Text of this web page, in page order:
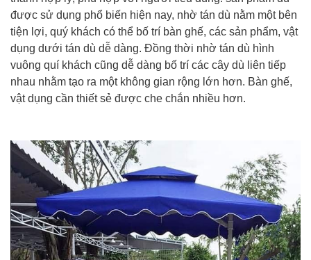
được sử dụng phổ biến hiện nay, nhờ tán dù nằm một bên
tiện lợi, quý khách có thể bố trí bàn ghế, các sản phẩm, vật
dụng dưới tán dù dễ dàng. Đồng thời nhờ tán dù hình
vuông quí khách cũng dễ dàng bố trí các cây dù liên tiếp
nhau nhằm tạo ra một không gian rộng lớn hơn. Bàn ghế,
vật dụng cần thiết sẻ được che chắn nhiều hơn.